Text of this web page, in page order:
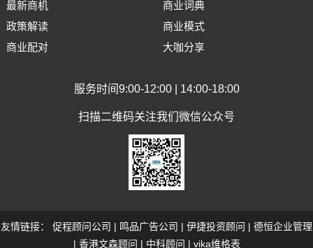
最新商机
政策解读
商业配对
商业词典
商业模式
大咖分享
服务时间9:00-12:00 | 14:00-18:00
扫描二维码关注我们微信公众号
友情链接： 促程顾问公司 | 鸣品广告公司 | 伊捷投资顾问 | 德恒企业管理
| 香港文森顾问 | 中科顾问 | vika维格表